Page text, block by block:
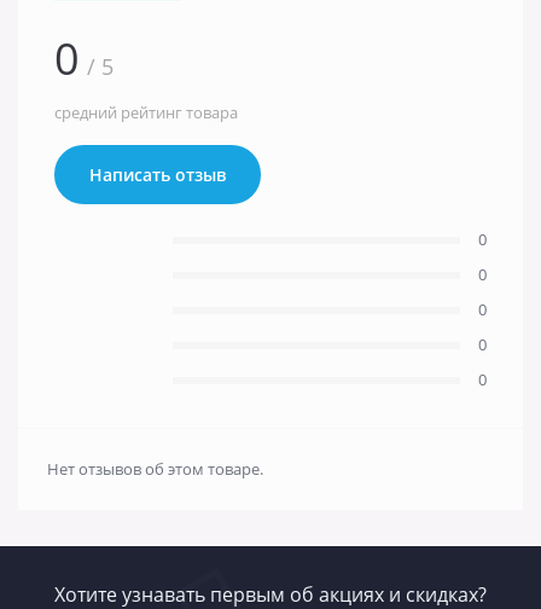
0 / 5
средний рейтинг товара
Написать отзыв
0
0
0
0
0
Нет отзывов об этом товаре.
Хотите узнавать первым об акциях и скидках?